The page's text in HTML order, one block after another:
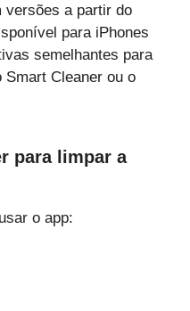
versões a partir do
para iPhones
semelhantes para
Smart Cleaner ou o
para limpar a
o app: